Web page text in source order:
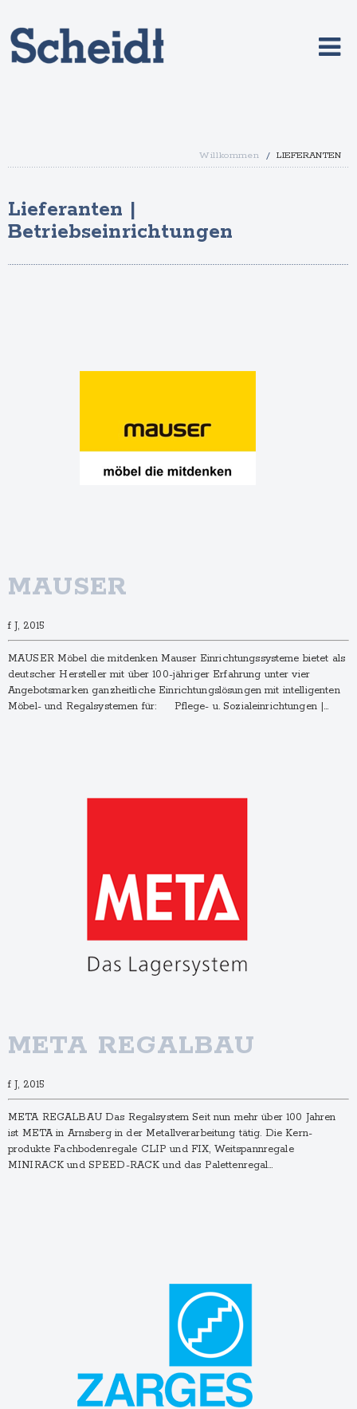
Willkommen / LIEFERANTEN
Lieferanten |
Betriebseinrichtungen
MAUSER
f J, 2015
MAUSER Möbel die mitdenken Mauser Einrichtungs­systeme bietet als
deutscher Hersteller mit über 100-jähriger Erfahrung unter vier
Angebots­marken ganzheitliche Einrichtungs­lösungen mit intelligenten
Möbel- und Regalsystemen für: Pflege- u. Sozialeinrichtungen |…
META REGALBAU
f J, 2015
META REGALBAU Das Regalsystem Seit nun mehr über 100 Jahren
ist META in Arnsberg in der Metall­verarbeitung tätig. Die Kern­
produkte Fachboden­regale CLIP und FIX, Weitspann­regale
MINIRACK und SPEED-RACK und das Paletten­regal…